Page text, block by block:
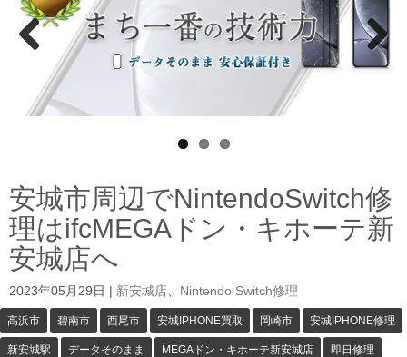
Next
安城市周辺でNintendoSwitch修
理はifcMEGAドン・キホーテ新
安城店へ
2023年05月29日 新安城店 Nintendo Switch修理
高浜市 碧南市 西尾市 安城IPHONE買取 岡崎市 安城IPHONE修理
新安城駅 データそのまま MEGAドン・キホーテ新安城店 即日修理